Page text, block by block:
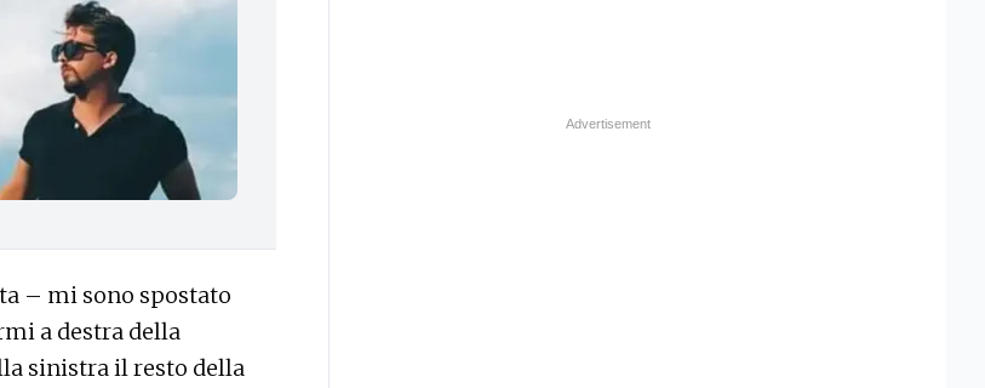
– mi sono spostato
a destra della
sinistra il resto della